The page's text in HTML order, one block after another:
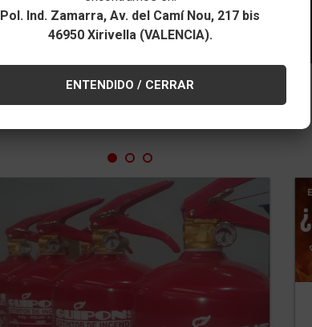
Últimas noticias
Pol. Ind. Zamarra, Av. del Camí Nou, 217 bis
46950 Xirivella (VALENCIA).
ENTENDIDO / CERRAR